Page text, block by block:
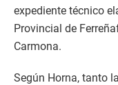
expediente técnico
Provincial de
Carmona.
Según Horna, tanto